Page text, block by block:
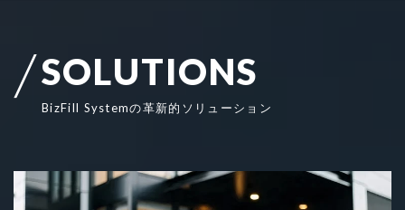
SOLUTIONS
BizFill Systemの革新的 ソ リ ュ ーシ ョ ン